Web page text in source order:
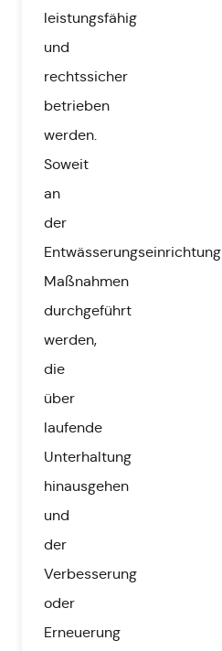
leistungsfähig
und
rechtssicher
betrieben
werden.
Soweit
an
der
Entwässerungseinrichtung
Maßnahmen
durchgeführt
werden,
die
über
laufende
Unterhaltung
hinausgehen
und
der
Verbesserung
oder
Erneuerung